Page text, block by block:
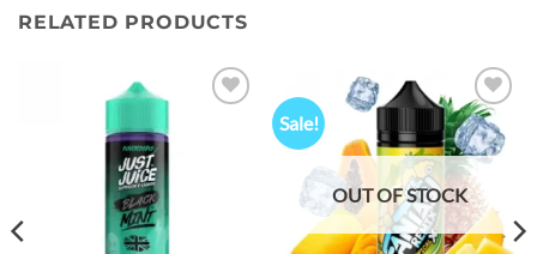
RELATED PRODUCTS
Sale!
Add to
wishlist
OUT OF STOCK